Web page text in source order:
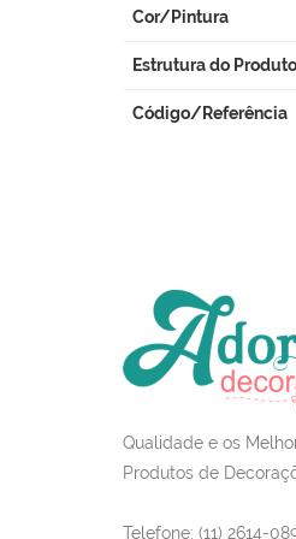
Cor/Pintura
Estrutura do Produto
Código/Referência
Qualidade e os
Produtos de
Telefone: (11) 2614-